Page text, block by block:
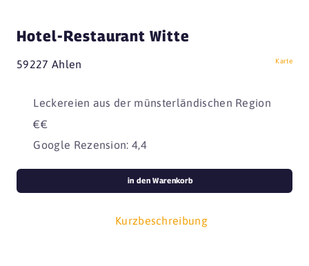
Hotel-Restaurant Witte
59227 Ahlen Karte
Leckereien aus der münsterländischen Region
€€
Google Rezension: 4,4
Kurzbeschreibung
in den Warenkorb